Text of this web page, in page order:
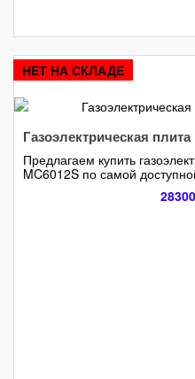
НЕТ НА СКЛАДЕ
Газоэлектрическая
Предлагаем купить
MC6012S по самой